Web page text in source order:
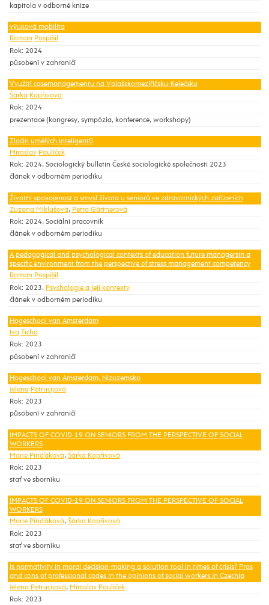
kapitola v odborné knize
výuková mobilita
Roman Pospíšil
Rok: 2024
působení v zahraničí
Využití casemanagementu na Valašskomeziříčsku-Kelečsku
Šárka Kopřivová
Rok: 2024
prezentace (kongresy, sympózia, konference, workshopy)
Zločin umělých inteligentů
Miroslav Paulíček
Rok: 2024, Sociologický bulletin České sociologické společnosti 2023
článek v odborném periodiku
Životní spokojenost a smysl života u seniorů ve zdravotnických zařízeních
Zuzana Miklušová, Petra Gärtnerová
Rok: 2024, Sociální pracovník
článek v odborném periodiku
A pedagogical and psychological contexts of education future managersin a
specific environment from the perspective of stress management competency
Roman Pospíšil
Rok: 2023, Psychologie a její kontexty
článek v odborném periodiku
Hogeschool van Amsterdam
Iva Tichá
Rok: 2023
působení v zahraničí
Hogeschool van Amsterdam, Nizozemsko
Jelena Petrucijová
Rok: 2023
působení v zahraničí
IMPACTS OF COVID-19 ON SENIORS FROM THE PERSPECTIVE OF SOCIAL
WORKERS
Marie Pinďáková, Šárka Kopřivová
Rok: 2023
stať ve sborníku
IMPACTS OF COVID-19 ON SENIORS FROM THE PERSPECTIVE OF SOCIAL
WORKERS
Marie Pinďáková, Šárka Kopřivová
Rok: 2023
stať ve sborníku
Is normativity in moral decision-making a solution tool in times of crisis? Pros
and cons of professional codes in the opinions of social workers in Czechia
Jelena Petrucijová, Miroslav Paulíček
Rok: 2023